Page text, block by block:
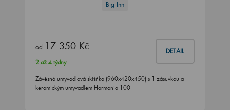
Big Inn
od 17 350 Kč DETAIL
2 až 4 týdny
Závěsná umyvadlová skříňka (960x420x450) s 1 zásuvkou a
keramickým umyvadlem Harmonia 100